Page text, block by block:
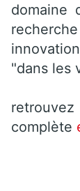
domaine
"dans les
complète